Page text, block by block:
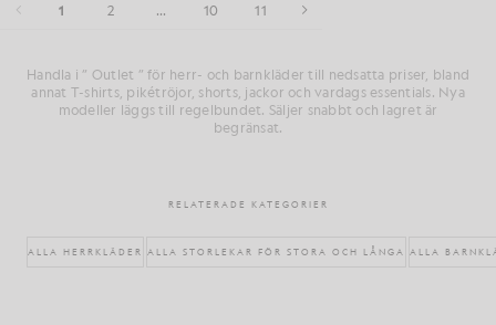
1 2 ... 10 11
Handla i ” Outlet ” för herr- och barnkläder till nedsatta priser, bland
annat T-shirts, pikétröjor, shorts, jackor och vardags essentials. Nya
modeller läggs till regelbundet. Säljer snabbt och lagret är
begränsat.
RELATERADE KATEGORIER
ALLA HERRKLÄDER ALLA STORLEKAR FÖR STORA OCH LÅNGA ALLA